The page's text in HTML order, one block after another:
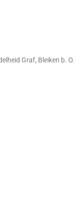
Graf, Bleiken b. O.